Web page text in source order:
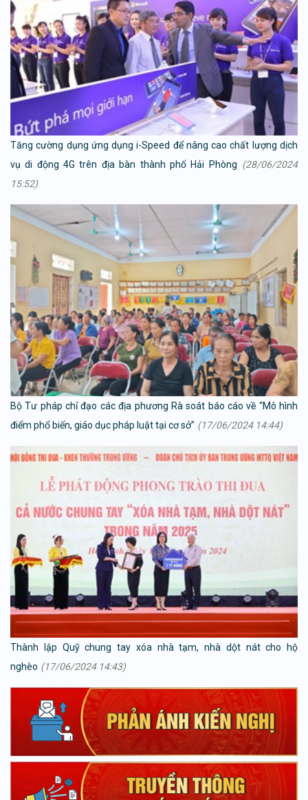
Tăng cường dụng ứng dụng i-Speed để nâng cao chất lượng dịch
vụ di động 4G trên địa bàn thành phố Hải Phòng (28/06/2024
15:52)
Bộ Tư pháp chỉ đạo các địa phương Rà soát báo cáo về “Mô hình
điểm phổ biến, giáo dục pháp luật tại cơ sở” (17/06/2024 14:44)
Thành lập Quỹ chung tay xóa nhà tạm, nhà dột nát cho hộ
nghèo (17/06/2024 14:43)